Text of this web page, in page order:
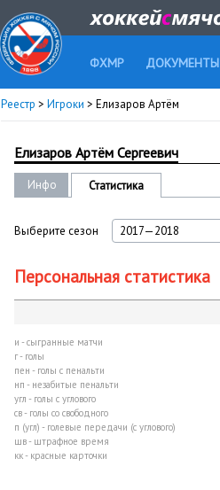
ФХМР ДОКУМЕНТЫ
Реестр > Игроки > Елизаров Артём
Елизаров Артём Сергеевич
Инфо Статистика
Выберите сезон 2017—2018
Персональная статистика
и - сыгранные матчи
г - голы
пен - голы с пенальти
нп - незабитые пенальти
угл - голы с углового
св - голы со свободного
п (угл) - голевые передачи (с углового)
шв - штрафное время
кк - красные карточки